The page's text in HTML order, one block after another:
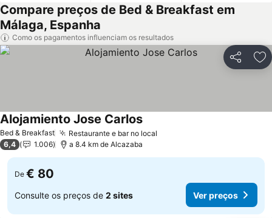
Compare preços de Bed & Breakfast em
Málaga, Espanha
Como os pagamentos influenciam os resultados
Partilhar
Bed & Breakfast Restaurante e bar no local
Alojamiento Jose Carlos
6,4 1.006 a 8.4 km de Alcazaba
De € 80
Consulte os preços de 2 sites Ver preços